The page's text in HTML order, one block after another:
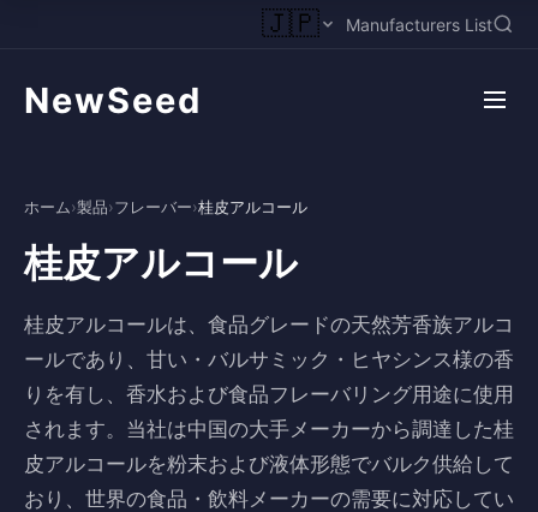
🇯🇵 Manufacturers List
NewSeed
ホーム›製品›フレーバー›桂皮アルコール
桂皮アルコール
桂皮アルコールは、食品グレードの天然芳香族アルコ
ールであり、甘い・バルサミック・ヒヤシンス様の香
りを有し、香水および食品フレーバリング用途に使用
されます。当社は中国の大手メーカーから調達した桂
皮アルコールを粉末および液体形態でバルク供給して
おり、世界の食品・飲料メーカーの需要に対応してい